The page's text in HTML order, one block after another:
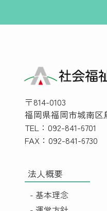
〒814-0103
福岡県福岡市城南区
TEL：092-841-6701
FAX：092-841-6730
法人概要
- 基本理念